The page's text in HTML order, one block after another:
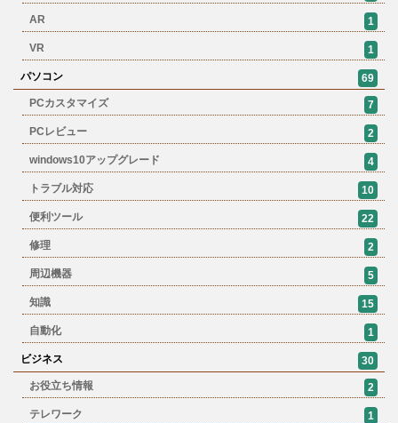
AR 1
VR 1
パソコン
69
PCカスタマイズ
7
PCレビュー 2
windows10アップグレード 4
トラブル対応 10
便利ツール 22
修理 2
周辺機器 5
知識 15
自動化 1
ビジネス
30
お役立ち情報
2
テレワーク 1